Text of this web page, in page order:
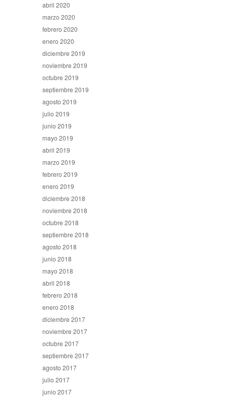
abril 2020
marzo 2020
febrero 2020
enero 2020
diciembre 2019
noviembre 2019
octubre 2019
septiembre 2019
agosto 2019
julio 2019
junio 2019
mayo 2019
abril 2019
marzo 2019
febrero 2019
enero 2019
diciembre 2018
noviembre 2018
octubre 2018
septiembre 2018
agosto 2018
junio 2018
mayo 2018
abril 2018
febrero 2018
enero 2018
diciembre 2017
noviembre 2017
octubre 2017
septiembre 2017
agosto 2017
julio 2017
junio 2017